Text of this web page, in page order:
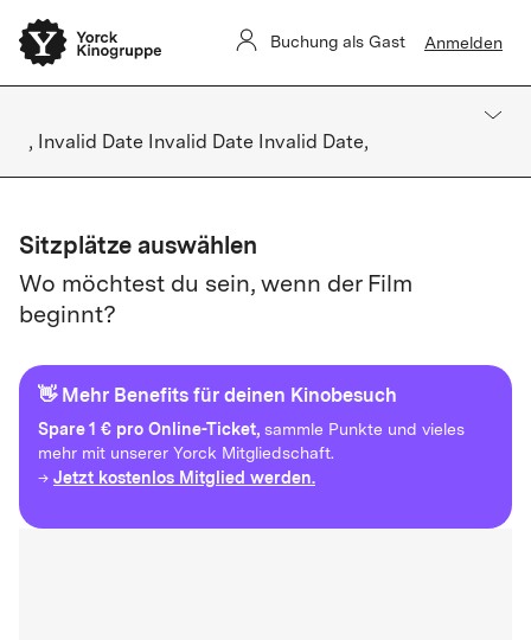
Buchung als Gast Anmelden
, Invalid Date Invalid Date Invalid Date,
Sitzplätze auswählen
Wo möchtest du sein, wenn der Film
beginnt?
👋 Mehr Benefits für deinen Kinobesuch
Spare1 € pro Online-Ticket, sammle Punkte und vieles
mehr mit unserer Yorck Mitgliedschaft.
→ Jetzt kostenlos Mitglied werden.